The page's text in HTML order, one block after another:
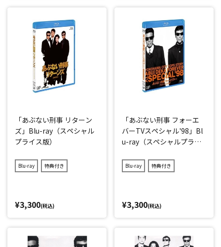
「あぶない刑事 リターン
ズ」Blu-ray（スペシャル
プライス版）
Blu-ray 特典付き
¥3,300(税込)
「あぶない刑事 フォーエ
バーTVスペシャル'98」Bl
u-ray（スペシャルプライ
Blu-ray 特典付き
¥3,300(税込)